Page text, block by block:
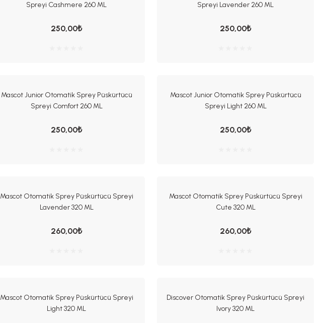
Spreyi Cashmere 260 ML
250,00₺
Spreyi Lavender 260 ML
250,00₺
Mascot Junior Otomatik Sprey Püskürtücü
Spreyi Comfort 260 ML
250,00₺
Mascot Junior Otomatik Sprey Püskürtücü
Spreyi Light 260 ML
250,00₺
Mascot Otomatik Sprey Püskürtücü Spreyi
Lavender 320 ML
260,00₺
Mascot Otomatik Sprey Püskürtücü Spreyi
Cute 320 ML
260,00₺
Mascot Otomatik Sprey Püskürtücü Spreyi
Light 320 ML
Discover Otomatik Sprey Püskürtücü Spreyi
Ivory 320 ML